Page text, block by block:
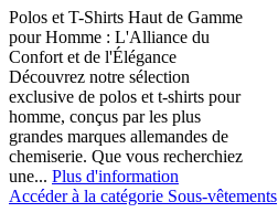
Polos et T-Shirts Haut de Gamme
pour Homme : L'Alliance du
Confort et de l'Élégance
Découvrez notre sélection
exclusive de polos et t-shirts pour
homme, conçus par les plus
grandes marques allemandes de
chemiserie. Que vous recherchiez
une... Plus d'information
Accéder à la catégorie Sous-vêtements